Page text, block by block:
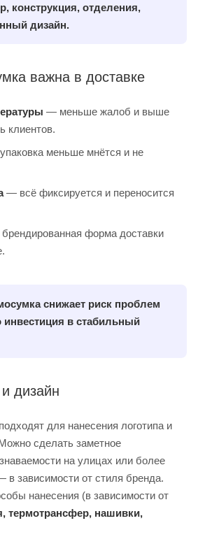
конструкция, отделения,
дизайн.
важна в доставке
— меньше жалоб и выше
клиентов.
меньше мнётся и не
— всё фиксируется и переносится
форма доставки
снижает риск проблем
инвестиция в стабильный
дизайн
для нанесения логотипа и
сделать заметное
на улицах или более
в зависимости от стиля бренда.
нанесения (в зависимости от
термотрансфер, нашивки,